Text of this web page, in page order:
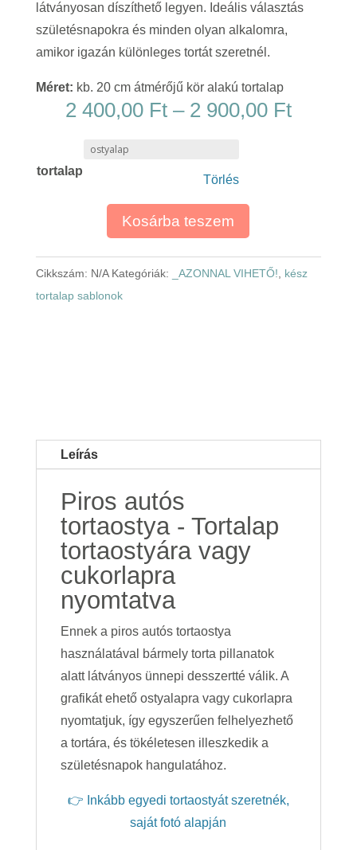
látványosan díszíthető legyen. Ideális választás
születésnapokra és minden olyan alkalomra,
amikor igazán különleges tortát szeretnél.
Méret: kb. 20 cm átmérőjű kör alakú tortalap
2 400,00 Ft – 2 900,00 Ft
tortalap
Törlés
Kosárba teszem
Cikkszám: N/A Kategóriák: _AZONNAL VIHETŐ!, kész
tortalap sablonok
Leírás
Piros autós
tortaostya - Tortalap
tortaostyára vagy
cukorlapra
nyomtatva
Ennek a piros autós tortaostya
használatával bármely torta pillanatok
alatt látványos ünnepi desszertté válik. A
grafikát ehető ostyalapra vagy cukorlapra
nyomtatjuk, így egyszerűen felhelyezhető
a tortára, és tökéletesen illeszkedik a
születésnapok hangulatához.
👉 Inkább egyedi tortaostyát szeretnék,
saját fotó alapján